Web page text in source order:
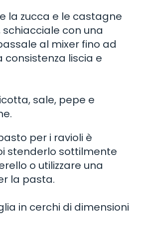
la zucca e le castagne
con una
al mixer fino ad
consistenza liscia e
sale, pepe e
per i ravioli è
stenderlo sottilmente
o utilizzare una
la pasta.
in cerchi di dimensioni